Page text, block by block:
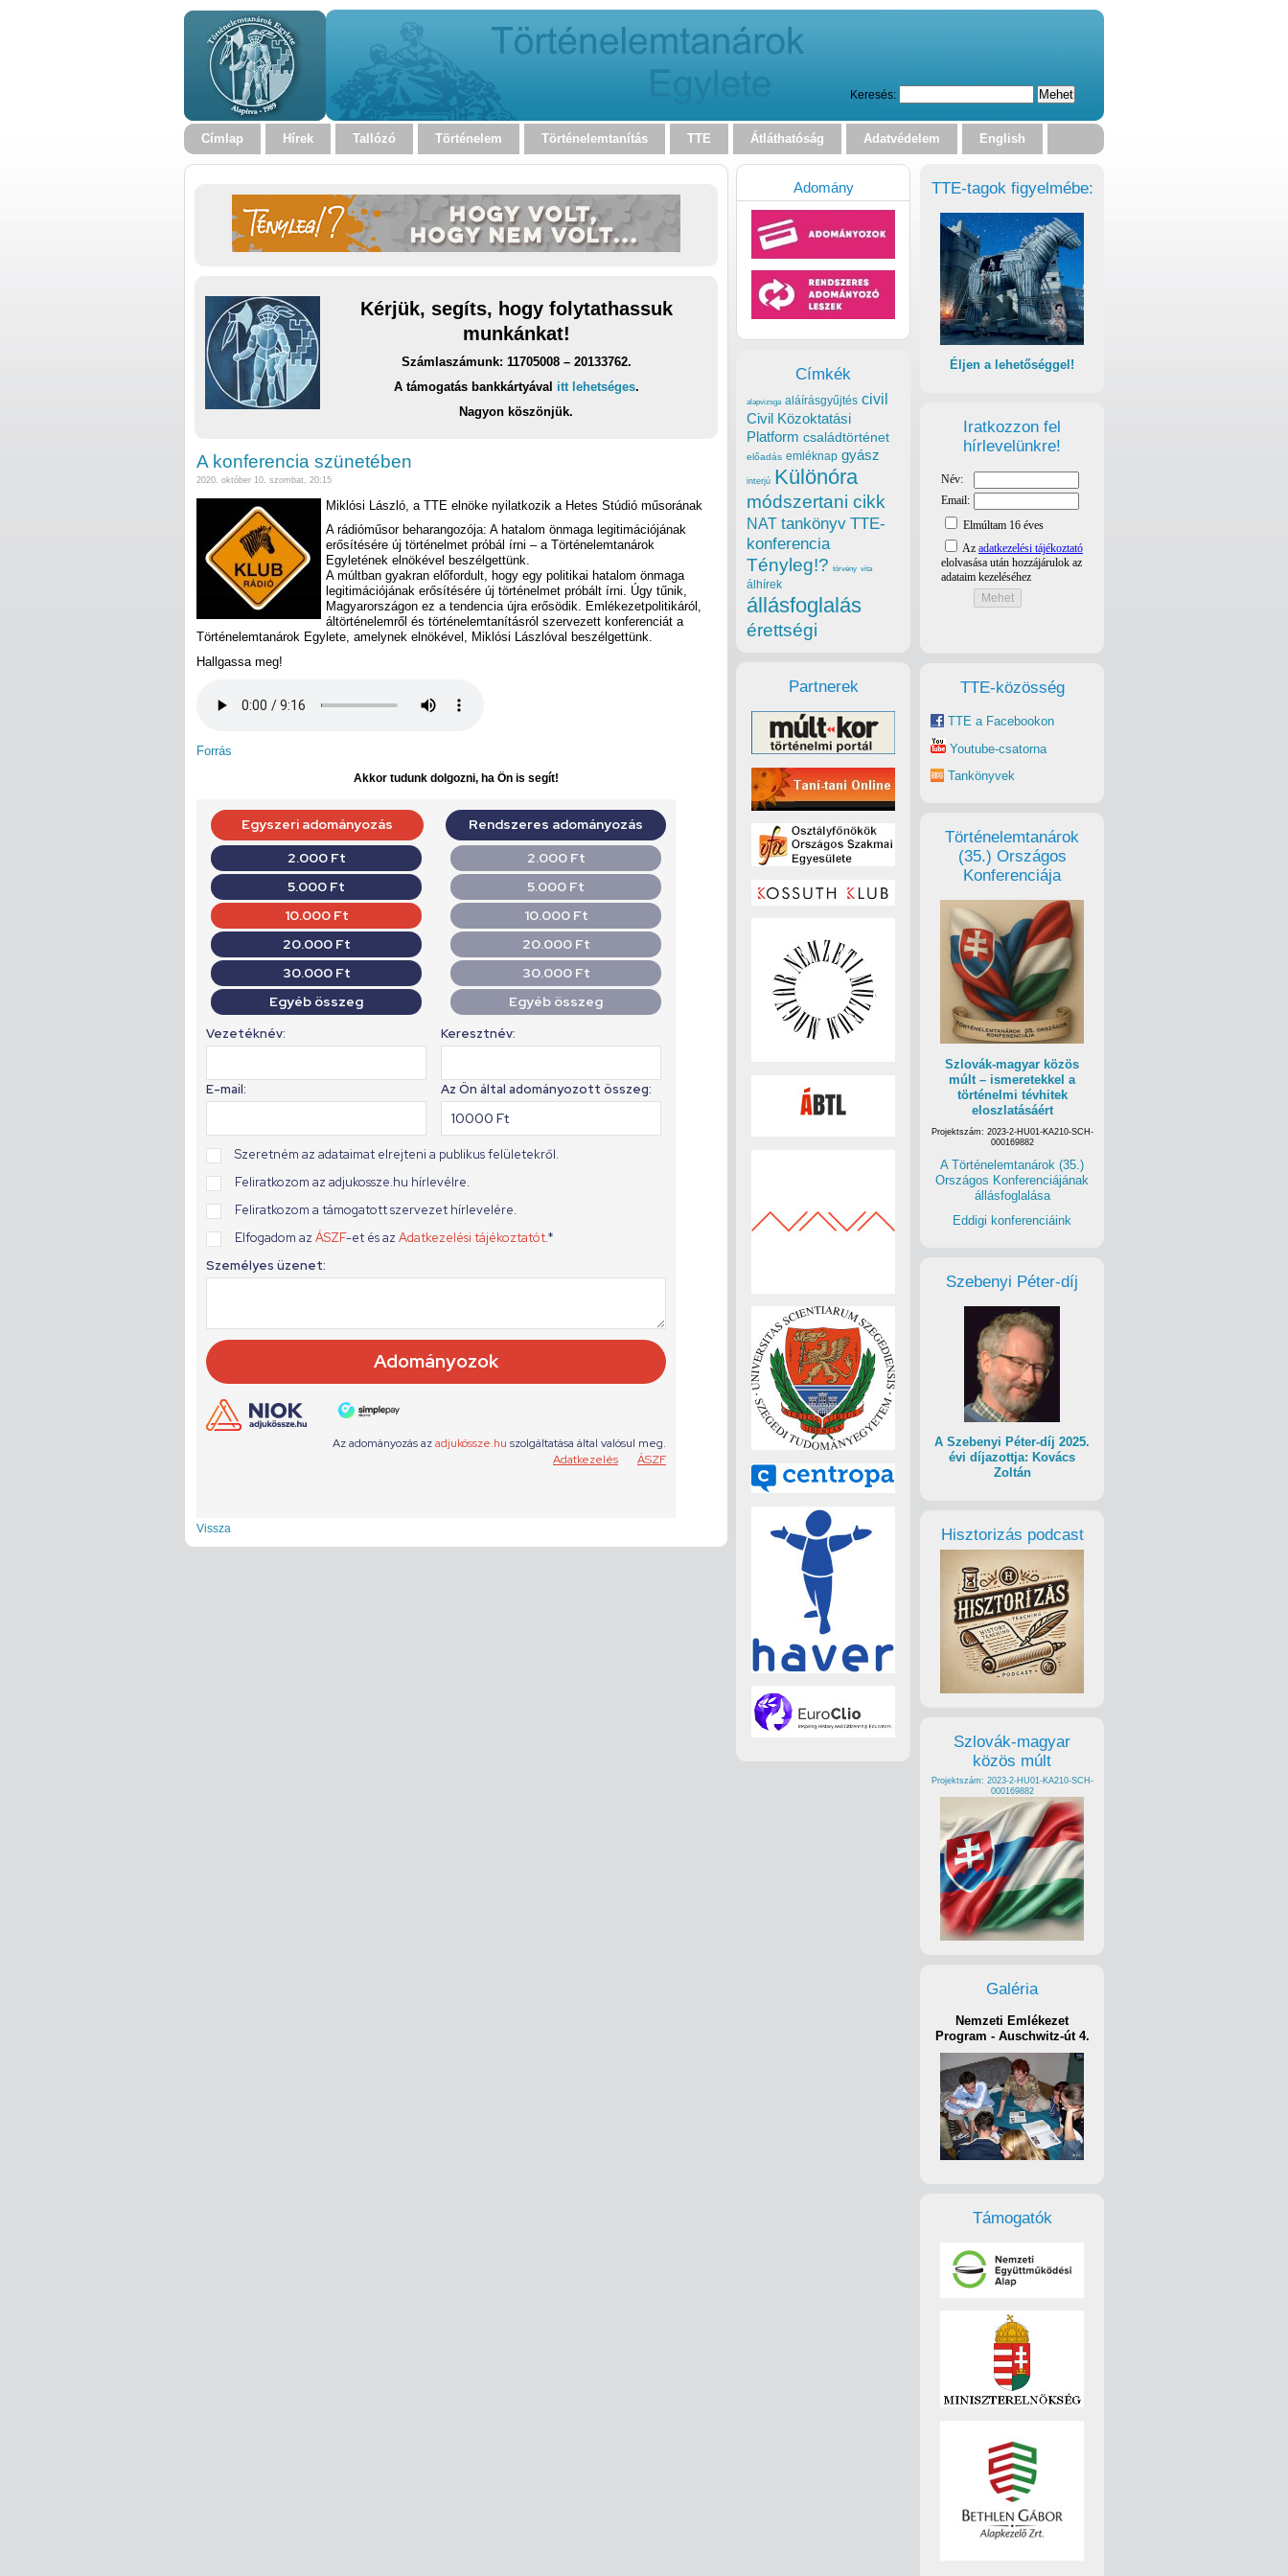
Keresés:
Címlap Hírek Tallózó Történelem Történelemtanítás TTE Átláthatóság Adatvédelem English
Kérjük, segíts, hogy folytathassuk
munkánkat!
Számlaszámunk: 11705008 – 20133762.
A támogatás bankkártyával itt lehetséges.
Nagyon köszönjük.
A konferencia szünetében
2020. október 10. szombat, 20:15
Miklósi László, a TTE elnöke nyilatkozik a Hetes Stúdió műsorának
A rádióműsor beharangozója: A hatalom önmaga legitimációjának
erősítésére új történelmet próbál írni – a Történelemtanárok
Egyletének elnökével beszélgettünk.
A múltban gyakran előfordult, hogy egy politikai hatalom önmaga
legitimációjának erősítésére új történelmet próbált írni. Úgy tűnik,
Magyarországon ez a tendencia újra erősödik. Emlékezetpolitikáról,
áltörténelemről és történelemtanításról szervezett konferenciát a
Történelemtanárok Egylete, amelynek elnökével, Miklósi Lászlóval beszélgettünk.
Hallgassa meg!
Forrás
Akkor tudunk dolgozni, ha Ön is segít!
Vissza
TTE-tagok figyelmébe:
Éljen a lehetőséggel!
Iratkozzon fel
hírlevelünkre!
TTE-közösség
TTE a Facebookon
Youtube-csatorna
Tankönyvek
Történelemtanárok
(35.) Országos
Konferenciája
Szlovák-magyar közös
múlt – ismeretekkel a
történelmi tévhitek
eloszlatásáért
Projektszám: 2023-2-HU01-KA210-SCH-
000169882
A Történelemtanárok (35.)
Országos Konferenciájának
állásfoglalása
Eddigi konferenciáink
Szebenyi Péter-díj
A Szebenyi Péter-díj 2025.
évi díjazottja: Kovács
Zoltán
Hisztorizás podcast
Szlovák-magyar
közös múlt
Projektszám: 2023-2-HU01-KA210-SCH-
000169882
Galéria
Nemzeti Emlékezet
Program - Auschwitz-út 4.
Támogatók
Adomány
Címkék
alapvizsga aláírásgyűjtés civil
Civil Közoktatási
Platform családtörténet
előadás emléknap gyász
interjú Különóra
módszertani cikk
NAT tankönyv TTE-
konferencia
Tényleg!? törvény vita
álhírek
állásfoglalás
érettségi
Partnerek